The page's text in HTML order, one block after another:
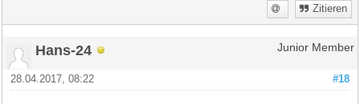
Zitieren
Hans-24 Junior Member
#18
28.04.2017, 08:22